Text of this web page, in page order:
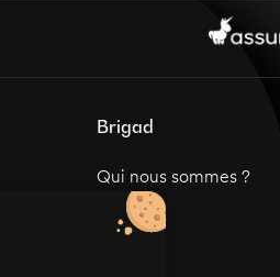
Brigad
Qui nous sommes ?
Carrières